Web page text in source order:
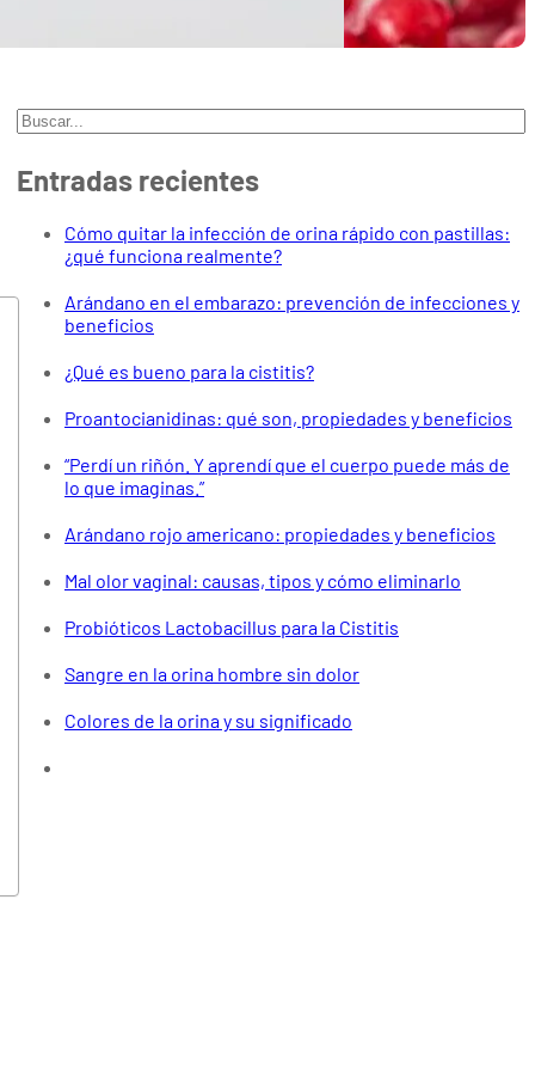
Buscar
Entradas recientes
Cómo quitar la infección de orina rápido con pastillas:
¿qué funciona realmente?
Arándano en el embarazo: prevención de infecciones y
beneficios
¿Qué es bueno para la cistitis?
Proantocianidinas: qué son, propiedades y beneficios
“Perdí un riñón. Y aprendí que el cuerpo puede más de
lo que imaginas.”
Arándano rojo americano: propiedades y beneficios
Mal olor vaginal: causas, tipos y cómo eliminarlo
Probióticos Lactobacillus para la Cistitis
Sangre en la orina hombre sin dolor
Colores de la orina y su significado